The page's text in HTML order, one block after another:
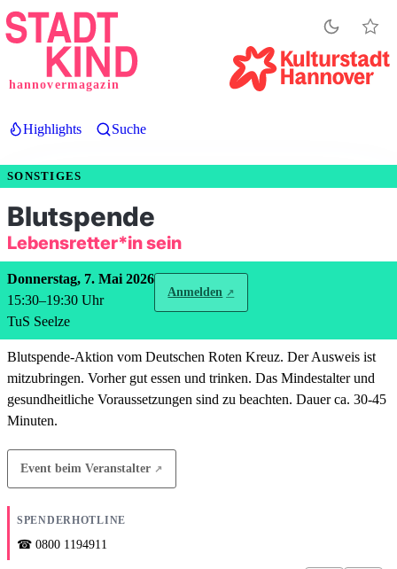
Direkt
zum
hannovermagazin
Highlights Suche
SONSTIGES
Blutspende
Lebensretter*in sein
Donnerstag, 7. Mai 2026
15:30–19:30 Uhr
TuS Seelze
Anmelden
Blutspende-Aktion vom Deutschen Roten Kreuz. Der Ausweis ist
mitzubringen. Vorher gut essen und trinken. Das Mindestalter und
gesundheitliche Voraussetzungen sind zu beachten. Dauer ca. 30-45
Minuten.
Event beim Veranstalter
SPENDERHOTLINE
0800 1194911